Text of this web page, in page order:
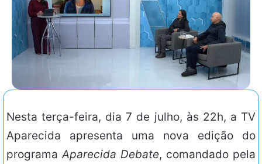
Nesta terça-feira, dia 7 de julho, às 22h, a TV
Aparecida apresenta uma nova edição do
programa Aparecida Debate, comandado pela